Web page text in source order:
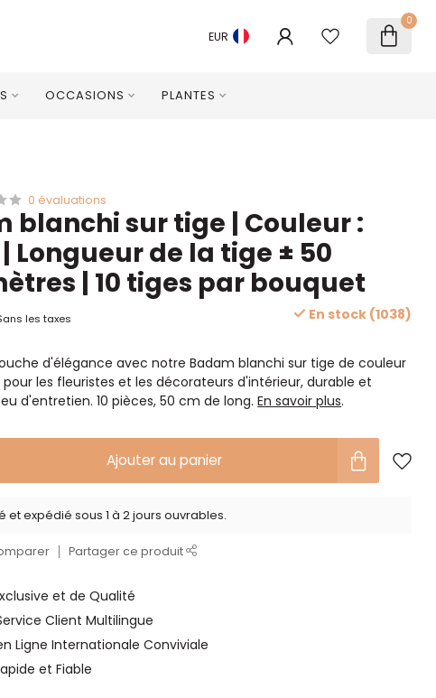
EUR
0
OCCASIONS PLANTES
0 évaluations
blanchi sur tige | Couleur :
Longueur de la tige ± 50
| 10 tiges par bouquet
les taxes En stock (1038)
d'élégance avec notre Badam blanchi sur tige de couleur
pour les fleuristes et les décorateurs d'intérieur, durable et
d'entretien. 10 pièces, 50 cm de long.En savoir plus.
Ajouter au panier
et expédié sous 1 à 2 jours ouvrables.
Partager ce produit
et de Qualité
Client Multilingue
Ligne Internationale Conviviale
et Fiable